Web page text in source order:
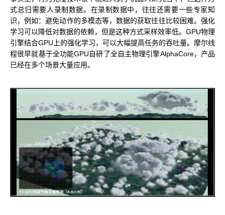
式总归需要人录制数据。在录制数据中，往往还需要一些专家知
识，例如：避免动作的多模态等，数据的获取往往比较困难。强化
学习可以降低对数据的依赖，但是这种方式采样效率低。GPU物理
引擎结合GPU上的强化学习，可以大幅提高任务的吞吐量。摩尔线
程很早就基于全功能GPU自研了全自主物理引擎AlphaCore，产品
已经在多个场景大量应用。